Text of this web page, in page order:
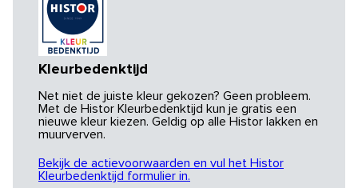
Kleurbedenktijd
Net niet de juiste kleur gekozen? Geen probleem.
Met de Histor Kleurbedenktijd kun je gratis een
nieuwe kleur kiezen. Geldig op alle Histor lakken en
muurverven.
Bekijk de actievoorwaarden en vul het Histor
Kleurbedenktijd formulier in.